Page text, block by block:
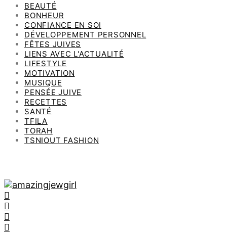
BEAUTÉ
BONHEUR
CONFIANCE EN SOI
DÉVELOPPEMENT PERSONNEL
FÊTES JUIVES
LIENS AVEC L'ACTUALITÉ
LIFESTYLE
MOTIVATION
MUSIQUE
PENSÉE JUIVE
RECETTES
SANTÉ
TFILA
TORAH
TSNIOUT FASHION